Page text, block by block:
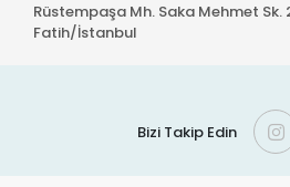
Rüstempaşa Mh. Saka Mehmet Sk.
Fatih/İstanbul
Bizi Takip Edin